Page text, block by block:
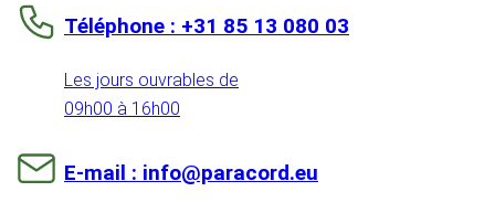
Téléphone : +31 85 13 080 03
Les jours ouvrables de
09h00 à 16h00
E-mail : info@paracord.eu